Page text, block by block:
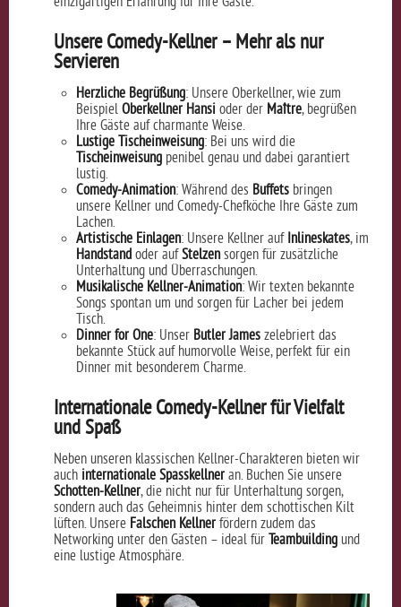
Unsere Comedy-Kellner – Mehr als nur
Servieren
Herzliche Begrüßung: Unsere Oberkellner, wie zum
Beispiel Oberkellner Hansi oder der Maître, begrüßen
Ihre Gäste auf charmante Weise.
Lustige Tischeinweisung: Bei uns wird die
Tischeinweisung penibel genau und dabei garantiert
lustig.
Comedy-Animation: Während des Buffets bringen
unsere Kellner und Comedy-Chefköche Ihre Gäste zum
Lachen.
Artistische Einlagen: Unsere Kellner auf Inlineskates, im
Handstand oder aufStelzensorgen für zusätzliche
Unterhaltung und Überraschungen.
Musikalische Kellner-Animation: Wir texten bekannte
Songs spontan um und sorgen für Lacher bei jedem
Tisch.
Dinner for One: Unser Butler James zelebriert das
bekannte Stück auf humorvolle Weise, perfekt für ein
Dinner mit besonderem Charme.
Internationale Comedy-Kellner für Vielfalt
und Spaß
Neben unseren klassischen Kellner-Charakteren bieten wir
auch internationale Spasskellner an. Buchen Sie unsere
Schotten-Kellner, die nicht nur für Unterhaltung sorgen,
sondern auch das Geheimnis hinter dem schottischen Kilt
lüften. Unsere Falschen Kellner fördern zudem das
Networking unter den Gästen – ideal für Teambuilding und
eine lustige Atmosphäre.